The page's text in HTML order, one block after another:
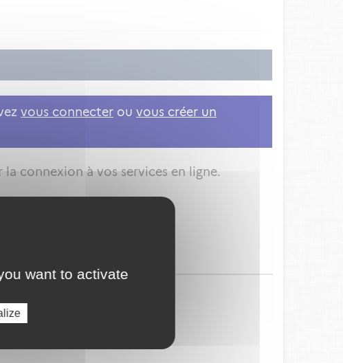
want to activate
vous connecter ou vous créer un
connexion à vos services en ligne.